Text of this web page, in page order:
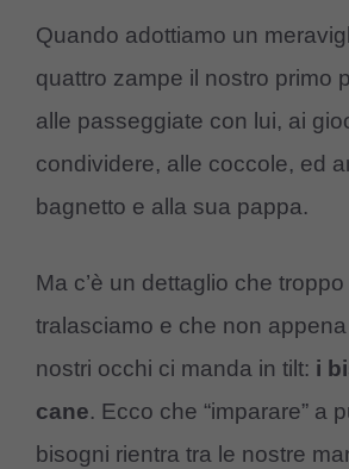
Quando adottiamo un
quattro zampe il nostro primo
alle passeggiate con lui, ai
condividere, alle coccole, ed
bagnetto e alla sua pappa.
Ma c’è un dettaglio che
tralasciamo e che non
nostri occhi ci manda in tilt: i
cane. Ecco che “imparare” a
bisogni rientra tra le nostre